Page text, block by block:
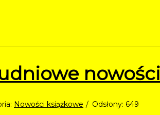
Nowości książkowe Odsłony: 649